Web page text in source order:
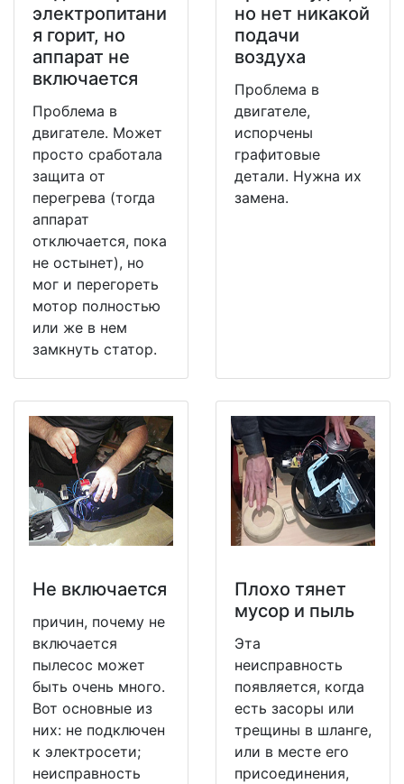
электропитани
я горит, но
аппарат не
включается
Проблема в
двигателе. Может
просто сработала
защита от
перегрева (тогда
аппарат
отключается, пока
не остынет), но
мог и перегореть
мотор полностью
или же в нем
замкнуть статор.
но нет никакой
подачи
воздуха
Проблема в
двигателе,
испорчены
графитовые
детали. Нужна их
замена.
Не включается
причин, почему не
включается
пылесос может
быть очень много.
Вот основные из
них: не подключен
к электросети;
неисправность
Плохо тянет
мусор и пыль
Эта
неисправность
появляется, когда
есть засоры или
трещины в шланге,
или в месте его
присоединения,